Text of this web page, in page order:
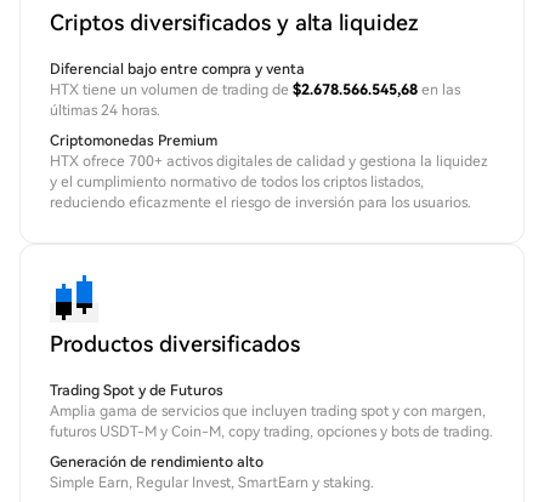
Criptos diversificados y alta liquidez
Diferencial bajo entre compra y venta
HTX tiene un volumen de trading de $2.678.566.545,68 en las
últimas 24 horas.
Criptomonedas Premium
HTX ofrece 700+ activos digitales de calidad y gestiona la liquidez
y el cumplimiento normativo de todos los criptos listados,
reduciendo eficazmente el riesgo de inversión para los usuarios.
Productos diversificados
Trading Spot y de Futuros
Amplia gama de servicios que incluyen trading spot y con margen,
futuros USDT-M y Coin-M, copy trading, opciones y bots de trading.
Generación de rendimiento alto
Simple Earn, Regular Invest, SmartEarn y staking.